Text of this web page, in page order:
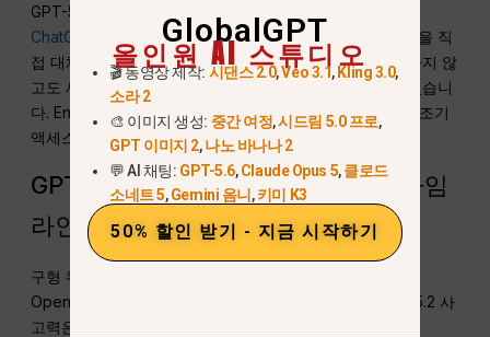
GPT-5.4 사고는 모든 사람이 즉시 사용할 수 있습니다.
ChatGPT 플러스, 팀 및 프로 구독자. 이는 기존 사고 모델을 직
접 대체하는 역할을 하며, 기존 컨텍스트 창 제한을 변경하지 않
고도 새로운 조정 기능과 연구 도구에 즉시 액세스할 수 있습니
다. Enterprise 및 Edu 요금제 관리자는 특정 설정을 통해 조기
액세스를 활성화할 수 있습니다.
GPT-5.2 사고에 대한 단계적 은퇴 타임
라인
구형 워크플로우에 의존하는 기업의 원활한 전환을 위해
OpenAI는 단계적 퇴출 계획을 수립하고 있습니다.
. GPT-5.2 사
고력은 하루아침에 사라지지 않습니다.
GlobalGPT
올인원 AI 스튜디오
🎬 동영상 제작: 시댄스 2.0,Veo 3.1, Kling 3.0,
소라 2
🎨 이미지 생성: 중간 여정,시드림 5.0 프로,
GPT 이미지 2,나노 바나나 2
💬 AI 채팅: GPT-5.6,Claude Opus 5,클로드
소네트 5,Gemini 옴니 ,키미 K3
50% 할인 받기 - 지금 시작하기